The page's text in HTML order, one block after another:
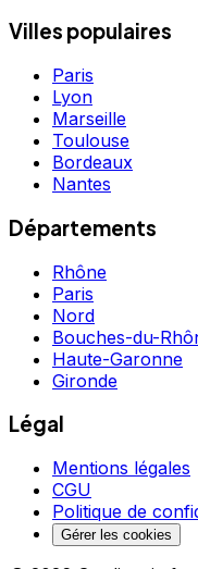
Villes populaires
Paris
Lyon
Marseille
Toulouse
Bordeaux
Nantes
Départements
Rhône
Paris
Nord
Bouches-du-
Haute-Garonne
Gironde
Légal
Mentions légales
CGU
Politique de
Gérer les cookies